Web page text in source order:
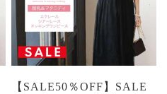
【SALE50％OFF】SALE